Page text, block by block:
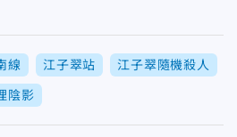
線 江子翠站 江子翠隨機殺人
陰影